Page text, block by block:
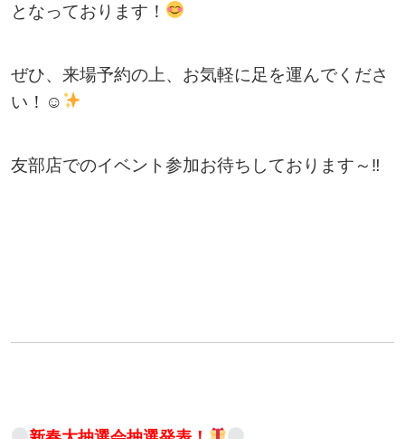
となっております！
ぜひ、来場予約の上、お気軽に足を運んでくださ
い！☺
友部店でのイベント参加お待ちしております～‼